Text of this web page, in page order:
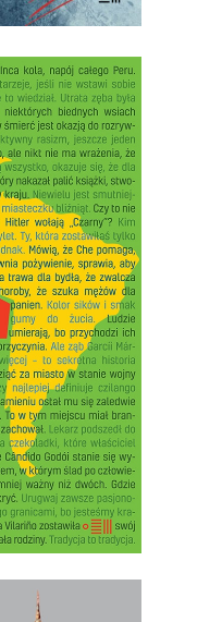
w niebanalny
dla reportażu
Dostrzegać
zwykłe – oto
zł